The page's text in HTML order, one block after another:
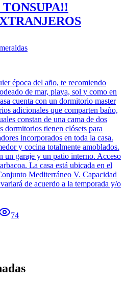
época del año, te recomiendo
de mar, playa, sol y como en
cuenta con un dormitorio master
adicionales que comparten baño,
constan de una cama de dos
dormitorios tienen clósets para
incorporados en toda la casa.
y cocina totalmente amoblados.
un garaje y un patio interno. Acceso
La casa está ubicada en el
Mediterráneo V. Capacidad
de acuerdo a la temporada y/o
74